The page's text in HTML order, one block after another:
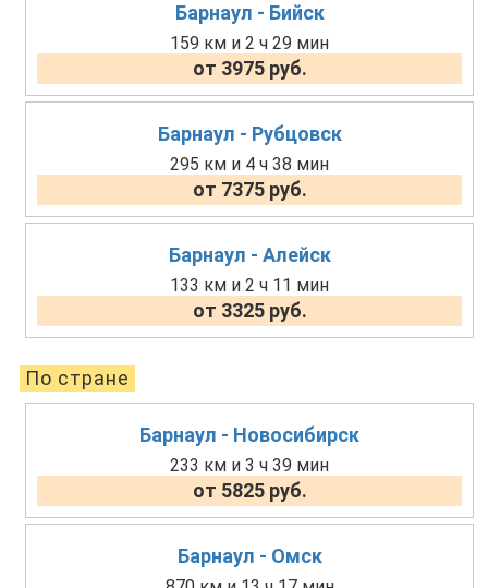
Барнаул - Бийск
159 км и 2 ч 29 мин
от 3975 руб.
Барнаул - Рубцовск
295 км и 4 ч 38 мин
от 7375 руб.
Барнаул - Алейск
133 км и 2 ч 11 мин
от 3325 руб.
По стране
Барнаул - Новосибирск
233 км и 3 ч 39 мин
от 5825 руб.
Барнаул - Омск